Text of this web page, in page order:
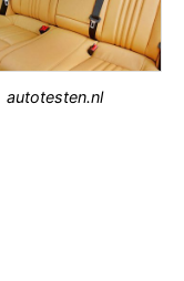
autotesten.nl